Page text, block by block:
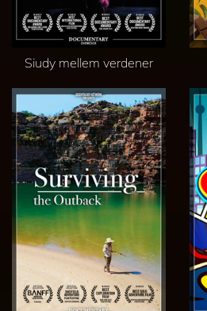
Siudy mellem verdener